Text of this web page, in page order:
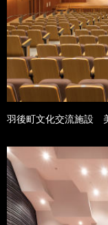
羽後町文化交流施設